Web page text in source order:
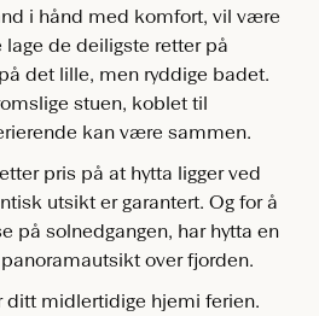
i hånd med komfort, vil være
de deiligste retter på
det lille, men ryddige badet.
stuen, koblet til
kan være sammen.
pris på at hytta ligger ved
utsikt er garantert. Og for å
på solnedgangen, har hytta en
over fjorden.
ditt midlertidige hjemi ferien.